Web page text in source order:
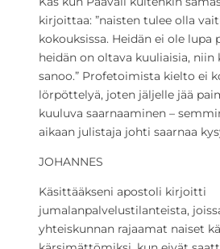
kirjoittaa: ”naisten tulee olla
kokouksissa. Heidän ei ole lupa
heidän on oltava kuuliaisia, niin
sanoo.” Profetoimista kielto ei
lörpöttelyä, joten jäljelle jää
kuuluva saarnaaminen –
aikaan julistaja johti saarnaa
JOHANNES
Käsittääkseni apostoli kirjoitti
jumalanpalvelustilanteista,
yhteiskunnan rajaamat naiset